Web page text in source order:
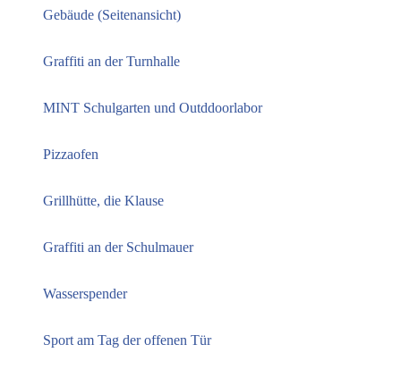
Gebäude (Seitenansicht)
Graffiti an der Turnhalle
MINT Schulgarten und Outddoorlabor
Pizzaofen
Grillhütte, die Klause
Graffiti an der Schulmauer
Wasserspender
Sport am Tag der offenen Tür